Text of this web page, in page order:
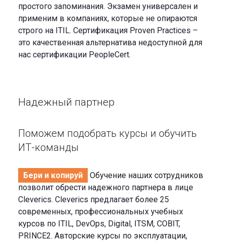
простого запоминания. Экзамен универсален и
применим в компаниях, которые не опираются
строго на ITIL. Сертификация Proven Practices –
это качественная альтернатива недоступной для
нас сертификации PeopleCert.
Надежный партнер
Поможем подобрать курсы и обучить
ИТ-команды
Бери и копируй
Обучение наших сотрудников
позволит обрести надежного партнера в лице
Cleverics. Cleverics предлагает более 25
современных, профессиональных учебных
курсов по ITIL, DevOps, Digital, ITSM, COBIT,
PRINCE2. Авторские курсы по эксплуатации,